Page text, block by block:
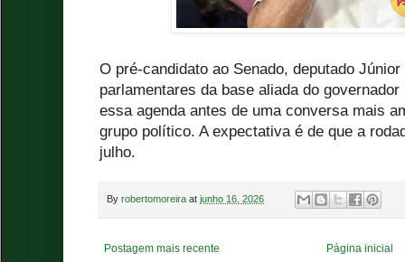
O pré-candidato ao Senado, deputado
parlamentares da base aliada do
essa agenda antes de uma conversa mais
grupo político. A expectativa é de que a
julho.
By robertomoreira at junho 16, 2026
Postagem mais recente Página inicial